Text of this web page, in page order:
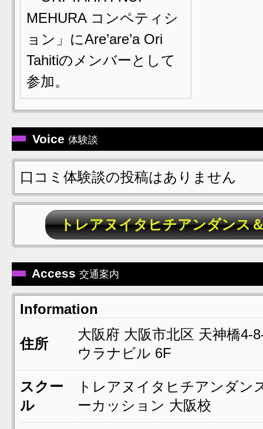
MEHURA コンペティシ
ョン」にAre’are’a Ori
Tahitiのメンバーとして
参加。
Voice 体験談
口コミ体験談の投稿はありません
トレアヌイタヒチアンダンス
Access 交通案内
Information
住所
大阪府 大阪市北区 天神橋4-
ウラナビル 6F
スクー
ル
トレアヌイタヒチアンダン
ーカッション 大阪校